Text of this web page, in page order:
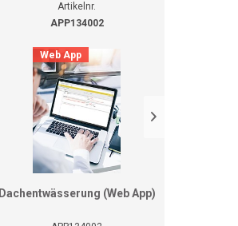
Artikelnr.
APP134002
Web App
Dachentwässerung (Web App)